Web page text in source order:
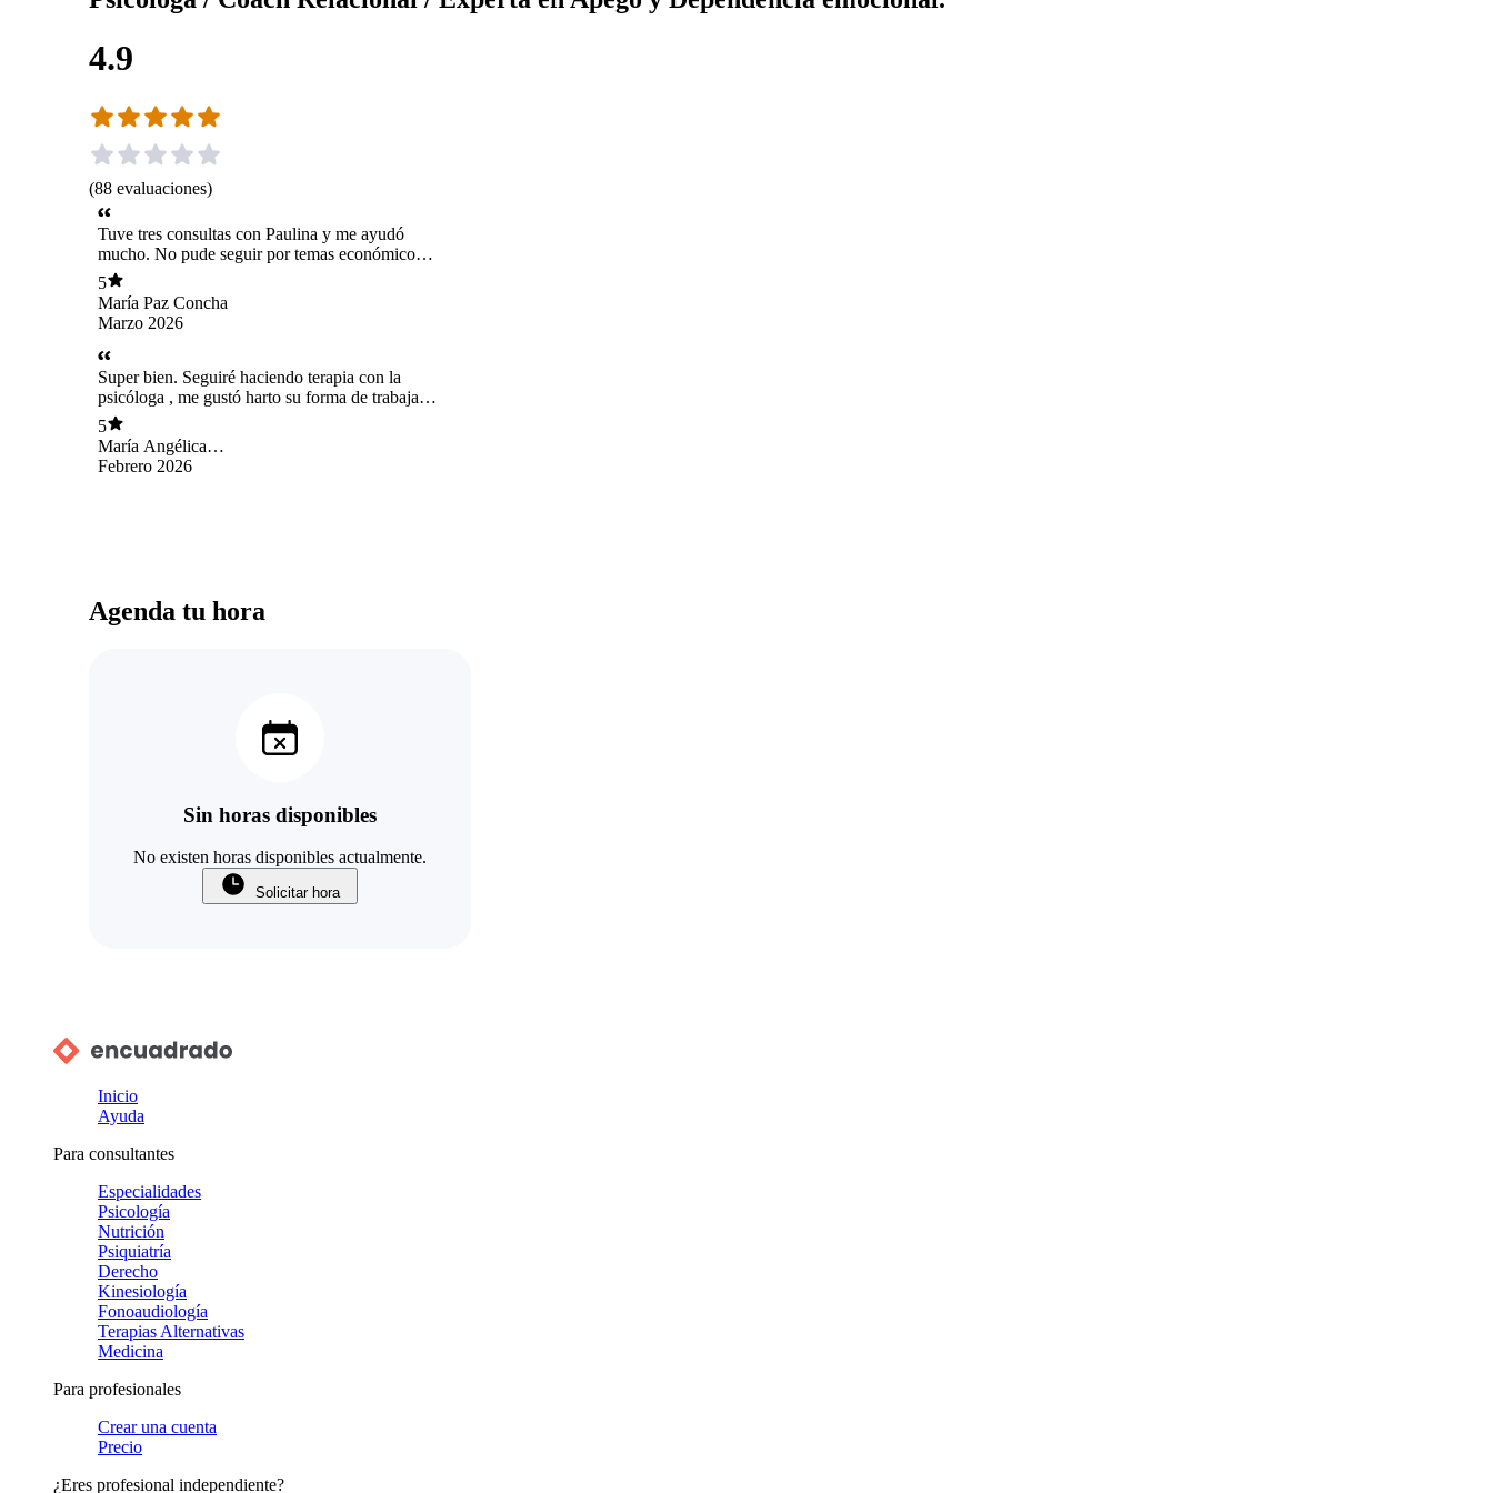
4.9
(88 evaluaciones)
Tuve tres consultas con Paulina y me ayudó
mucho. No pude seguir por temas económicos
pero la recomiendo 100% y me volvería a
atender con ella.
5
María Paz Concha
Marzo 2026
Super bien. Seguiré haciendo terapia con la
psicóloga , me gustó harto su forma de trabajar,
siento que me ha servido. La recomiendo. Un 7
Paulina. Estuve en terapia 6 meses con un
psicólogo pero sentía q no avanzaba, ahora
siento que estoy logrando cosas.
5
María Angélica
Vargas
Febrero 2026
Agenda tu hora
Sin horas disponibles
No existen horas disponibles actualmente.
Solicitar hora
Inicio
Ayuda
Para consultantes
Especialidades
Psicología
Nutrición
Psiquiatría
Derecho
Kinesiología
Fonoaudiología
Terapias Alternativas
Medicina
Para profesionales
Crear una cuenta
Precio
¿Eres profesional independiente?